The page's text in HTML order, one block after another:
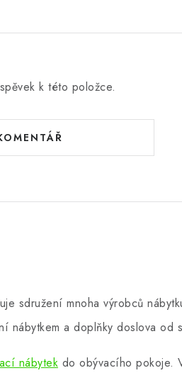
k této položce.
sdružení mnoha výrobců
nábytkem a doplňky doslova od
nábytek do obývacího pokoje.